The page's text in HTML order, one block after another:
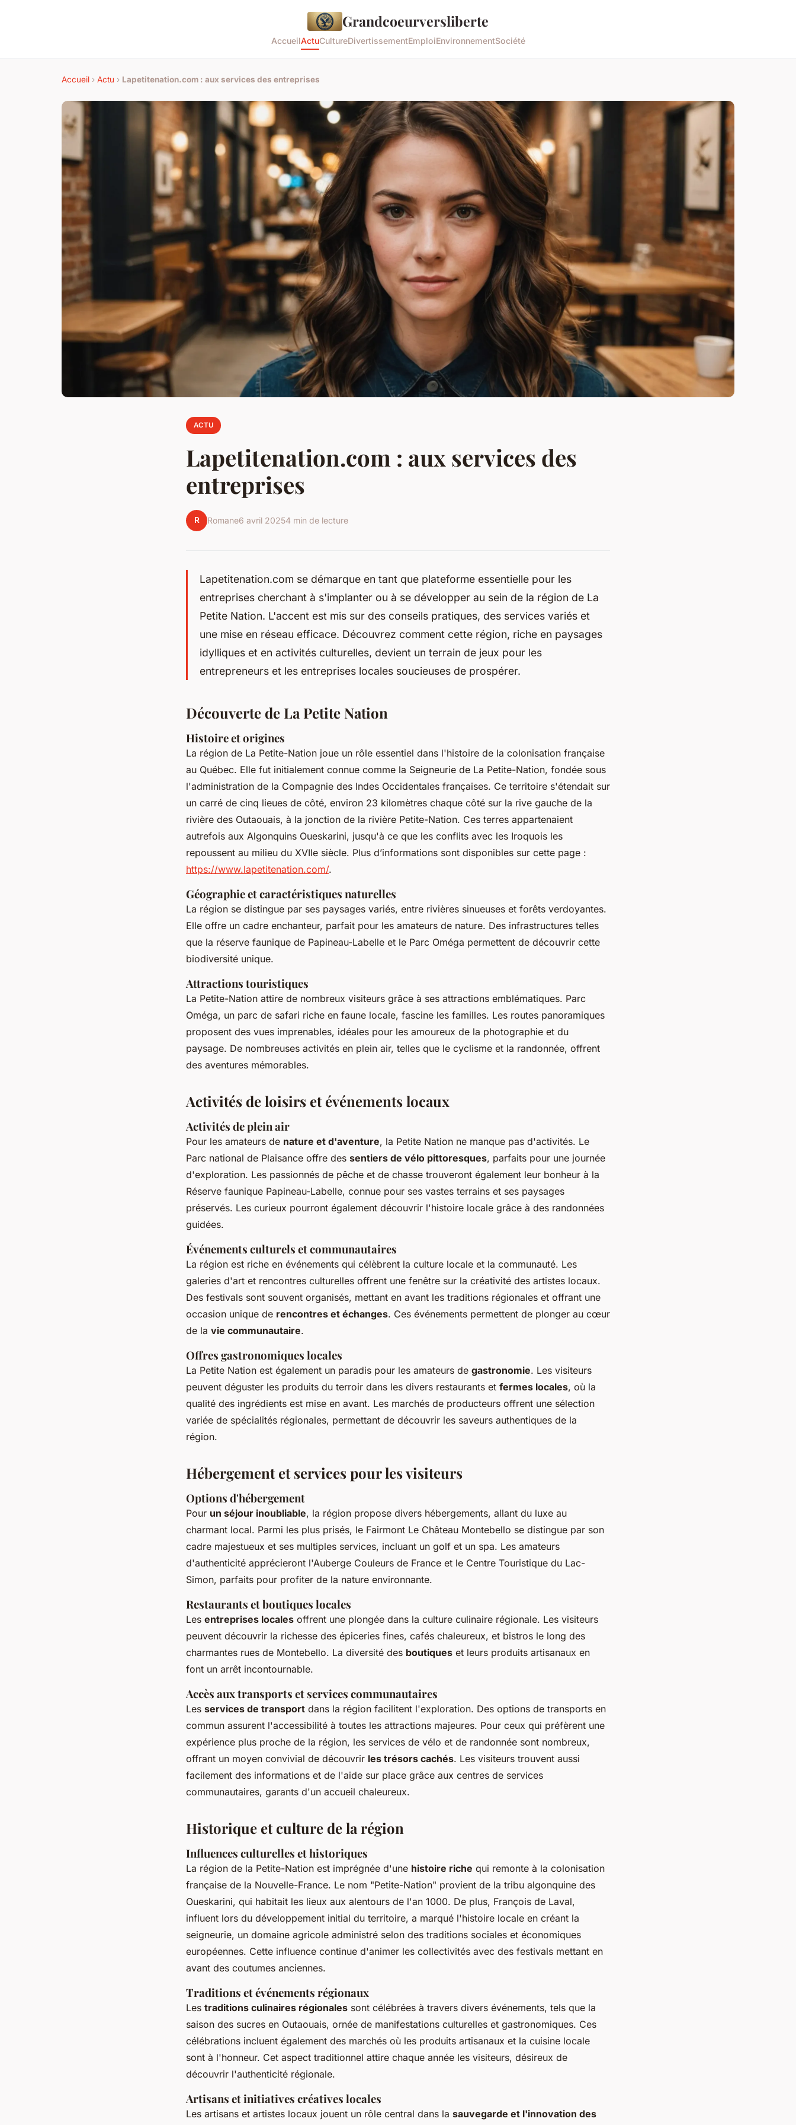
Grandcoeurversliberte
AccueilActuCultureDivertissementEmploiEnvironnementSociété
Accueil › Actu › Lapetitenation.com : aux services des entreprises
ACTU
Lapetitenation.com : aux services des
entreprises
R Romane6 avril 20254 min de lecture
Lapetitenation.com se démarque en tant que plateforme essentielle pour les
entreprises cherchant à s'implanter ou à se développer au sein de la région de La
Petite Nation. L'accent est mis sur des conseils pratiques, des services variés et
une mise en réseau efficace. Découvrez comment cette région, riche en paysages
idylliques et en activités culturelles, devient un terrain de jeux pour les
entrepreneurs et les entreprises locales soucieuses de prospérer.
Découverte de La Petite Nation
Histoire et origines
La région de La Petite-Nation joue un rôle essentiel dans l'histoire de la colonisation française
au Québec. Elle fut initialement connue comme la Seigneurie de La Petite-Nation, fondée sous
l'administration de la Compagnie des Indes Occidentales françaises. Ce territoire s'étendait sur
un carré de cinq lieues de côté, environ 23 kilomètres chaque côté sur la rive gauche de la
rivière des Outaouais, à la jonction de la rivière Petite-Nation. Ces terres appartenaient
autrefois aux Algonquins Oueskarini, jusqu'à ce que les conflits avec les Iroquois les
repoussent au milieu du XVIIe siècle. Plus d’informations sont disponibles sur cette page :
https://www.lapetitenation.com/.
Géographie et caractéristiques naturelles
La région se distingue par ses paysages variés, entre rivières sinueuses et forêts verdoyantes.
Elle offre un cadre enchanteur, parfait pour les amateurs de nature. Des infrastructures telles
que la réserve faunique de Papineau-Labelle et le Parc Oméga permettent de découvrir cette
biodiversité unique.
Attractions touristiques
La Petite-Nation attire de nombreux visiteurs grâce à ses attractions emblématiques. Parc
Oméga, un parc de safari riche en faune locale, fascine les familles. Les routes panoramiques
proposent des vues imprenables, idéales pour les amoureux de la photographie et du
paysage. De nombreuses activités en plein air, telles que le cyclisme et la randonnée, offrent
des aventures mémorables.
Activités de loisirs et événements locaux
Activités de plein air
Pour les amateurs de nature et d'aventure, la Petite Nation ne manque pas d'activités. Le
Parc national de Plaisance offre des sentiers de vélo pittoresques, parfaits pour une journée
d'exploration. Les passionnés de pêche et de chasse trouveront également leur bonheur à la
Réserve faunique Papineau-Labelle, connue pour ses vastes terrains et ses paysages
préservés. Les curieux pourront également découvrir l'histoire locale grâce à des randonnées
guidées.
Événements culturels et communautaires
La région est riche en événements qui célèbrent la culture locale et la communauté. Les
galeries d'art et rencontres culturelles offrent une fenêtre sur la créativité des artistes locaux.
Des festivals sont souvent organisés, mettant en avant les traditions régionales et offrant une
occasion unique de rencontres et échanges. Ces événements permettent de plonger au cœur
de la vie communautaire.
Offres gastronomiques locales
La Petite Nation est également un paradis pour les amateurs de gastronomie. Les visiteurs
peuvent déguster les produits du terroir dans les divers restaurants et fermes locales, où la
qualité des ingrédients est mise en avant. Les marchés de producteurs offrent une sélection
variée de spécialités régionales, permettant de découvrir les saveurs authentiques de la
région.
Hébergement et services pour les visiteurs
Options d'hébergement
Pour un séjour inoubliable, la région propose divers hébergements, allant du luxe au
charmant local. Parmi les plus prisés, le Fairmont Le Château Montebello se distingue par son
cadre majestueux et ses multiples services, incluant un golf et un spa. Les amateurs
d'authenticité apprécieront l'Auberge Couleurs de France et le Centre Touristique du Lac-
Simon, parfaits pour profiter de la nature environnante.
Restaurants et boutiques locales
Les entreprises locales offrent une plongée dans la culture culinaire régionale. Les visiteurs
peuvent découvrir la richesse des épiceries fines, cafés chaleureux, et bistros le long des
charmantes rues de Montebello. La diversité des boutiques et leurs produits artisanaux en
font un arrêt incontournable.
Accès aux transports et services communautaires
Les services de transport dans la région facilitent l'exploration. Des options de transports en
commun assurent l'accessibilité à toutes les attractions majeures. Pour ceux qui préfèrent une
expérience plus proche de la région, les services de vélo et de randonnée sont nombreux,
offrant un moyen convivial de découvrir les trésors cachés. Les visiteurs trouvent aussi
facilement des informations et de l'aide sur place grâce aux centres de services
communautaires, garants d'un accueil chaleureux.
Historique et culture de la région
Influences culturelles et historiques
La région de la Petite-Nation est imprégnée d'une histoire riche qui remonte à la colonisation
française de la Nouvelle-France. Le nom "Petite-Nation" provient de la tribu algonquine des
Oueskarini, qui habitait les lieux aux alentours de l'an 1000. De plus, François de Laval,
influent lors du développement initial du territoire, a marqué l'histoire locale en créant la
seigneurie, un domaine agricole administré selon des traditions sociales et économiques
européennes. Cette influence continue d'animer les collectivités avec des festivals mettant en
avant des coutumes anciennes.
Traditions et événements régionaux
Les traditions culinaires régionales sont célébrées à travers divers événements, tels que la
saison des sucres en Outaouais, ornée de manifestations culturelles et gastronomiques. Ces
célébrations incluent également des marchés où les produits artisanaux et la cuisine locale
sont à l'honneur. Cet aspect traditionnel attire chaque année les visiteurs, désireux de
découvrir l'authenticité régionale.
Artisans et initiatives créatives locales
Les artisans et artistes locaux jouent un rôle central dans la sauvegarde et l'innovation des